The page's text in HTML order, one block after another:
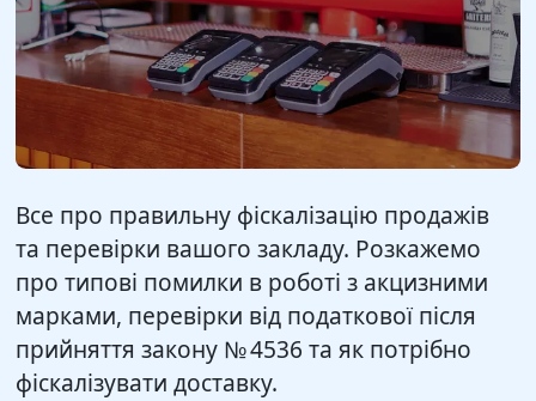
Все про правильну фіскалізацію продажів
та перевірки вашого закладу. Розкажемо
про типові помилки в роботі з акцизними
марками, перевірки від податкової після
прийняття закону № 4536 та як потрібно
фіскалізувати доставку.